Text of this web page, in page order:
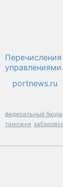
portnews.ru
федеральный
таможня